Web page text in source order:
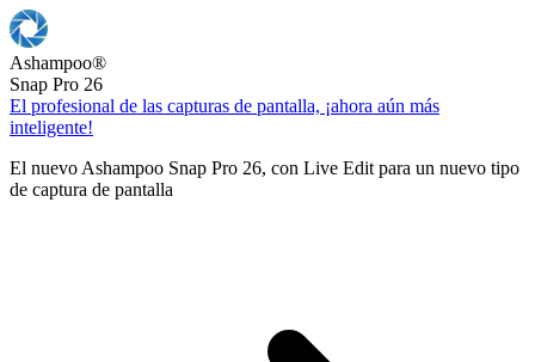
Ashampoo®
Snap Pro 26
El profesional de las capturas de pantalla, ¡ahora aún más
inteligente!
El nuevo Ashampoo Snap Pro 26, con Live Edit para un nuevo tipo
de captura de pantalla